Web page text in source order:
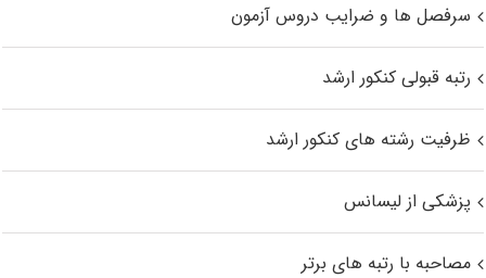
سرفصل ها و ضرایب دروس آزمون
رتبه قبولی کنکور ارشد
ظرفیت رشته های کنکور ارشد
پزشکی از لیسانس
مصاحبه با رتبه های برتر